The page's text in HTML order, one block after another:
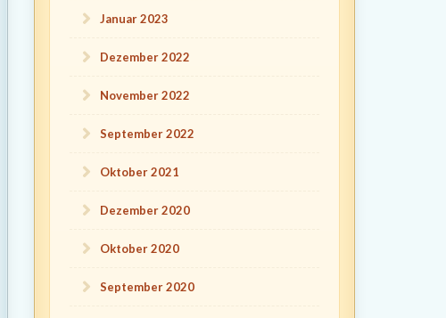
Januar 2023
Dezember 2022
November 2022
September 2022
Oktober 2021
Dezember 2020
Oktober 2020
September 2020